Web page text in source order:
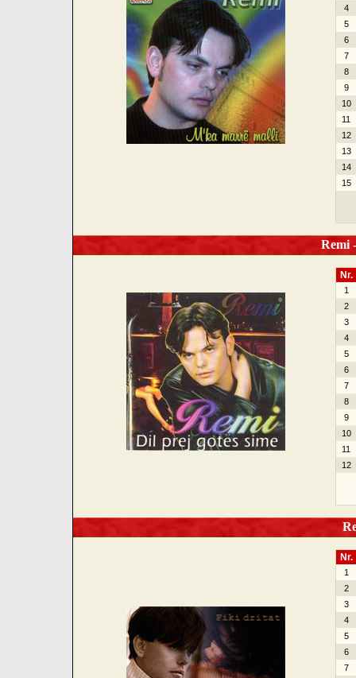
4
5
6
7
8
9
10
11
12
13
14
15
Remi
Nr.
1
2
3
4
5
6
7
8
9
10
11
12
Nr.
1
2
3
4
5
6
7